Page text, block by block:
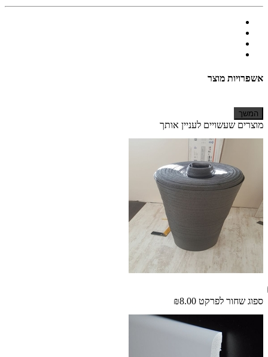
אשפרויות מוצר
המשך
מוצרים שעשויים לעניין אותך
ספוג שחור לפרקט ₪8.00